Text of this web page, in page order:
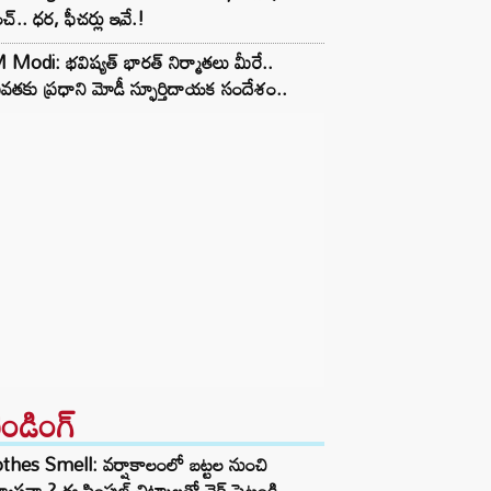
ధర, ఫీచర్లు ఇవే.!
Modi: భవిష్యత్ భారత్ నిర్మాతలు మీరే..
ప్రధాని మోడీ స్ఫూర్తిదాయక సందేశం..
Smell: వర్షాకాలంలో బట్టల నుంచి